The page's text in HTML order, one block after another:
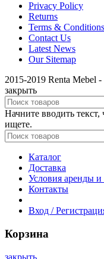
Privacy Policy
Returns
Terms & Conditions
Contact Us
Latest News
Our Sitemap
2015-2019 Renta Mebel
закрыть
Начните вводить
ищете.
Каталог
Доставка
Условия аренды
Контакты
Вход /
Корзина
закрыть